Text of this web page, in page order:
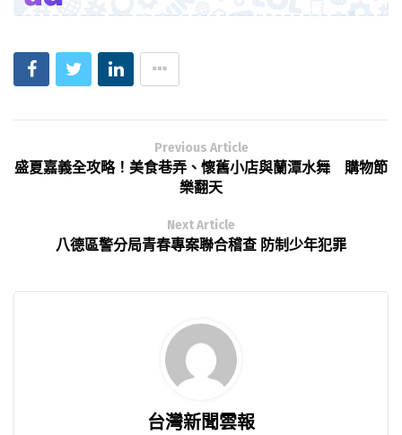
Previous Article
盛夏嘉義全攻略！美食巷弄、懷舊小店與蘭潭水舞 購物節
樂翻天
Next Article
八德區警分局青春專案聯合稽查 防制少年犯罪
台灣新聞雲報